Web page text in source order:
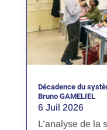
Décadence du
Bruno GAMELIEL
6 Juil 2026
L’analyse de la